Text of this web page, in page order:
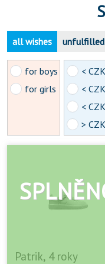
all wishes unfulfilled
for boys
for girls
<
<
<
>
Patrik, 4 roky